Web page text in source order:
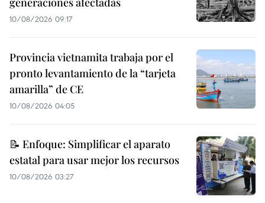
10/08/2026 09:17
Provincia vietnamita trabaja por el
pronto levantamiento de la “tarjeta
amarilla” de CE
10/08/2026 04:05
📝 Enfoque: Simplificar el aparato
estatal para usar mejor los recursos
10/08/2026 03:27